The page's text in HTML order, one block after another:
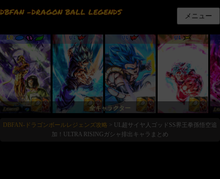
DBFAN -DRAGON BALL LEGENDS メニュー
LR UL UL UL
全キャラクター
DBFAN-ドラゴンボールレジェンズ攻略 > UL超サイヤ人ゴッドSS界王拳孫悟空追
加！ULTRA RISINGガシャ排出キャラまとめ